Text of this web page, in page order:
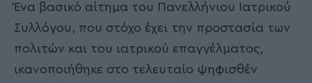
Ένα βασικό αίτημα του Πανελλήνιου Ιατρικού
Συλλόγου, που στόχο έχει την προστασία των
πολιτών και του ιατρικού επαγγέλματος,
ικανοποιήθηκε στο τελευταίο ψηφισθέν